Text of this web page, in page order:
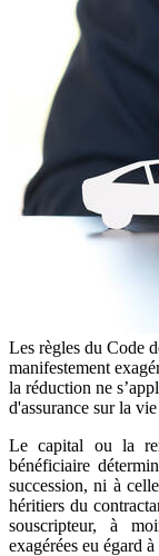
Les règles du Code
manifestement
la réduction ne
d'assurance sur la
Le capital ou la
bénéficiaire
succession, ni à
héritiers du
souscripteur, à
exagérées eu égard